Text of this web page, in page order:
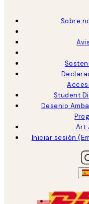
Sobre
Student
Desenio
Art
Iniciar sesión